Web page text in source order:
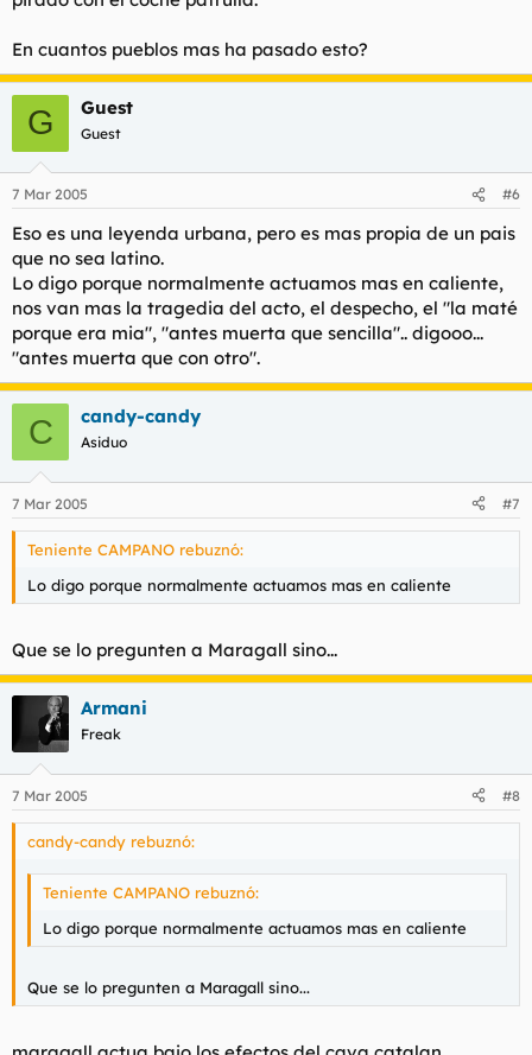
En cuantos pueblos mas ha pasado esto?
G Guest
Guest
7 Mar 2005 #6
Eso es una leyenda urbana, pero es mas propia de un pais
que no sea latino.
Lo digo porque normalmente actuamos mas en caliente,
nos van mas la tragedia del acto, el despecho, el "la maté
porque era mia", "antes muerta que sencilla".. digooo...
"antes muerta que con otro".
C candy-candy
Asiduo
7 Mar 2005 #7
Teniente CAMPANO rebuznó:
Lo digo porque normalmente actuamos mas en caliente
Que se lo pregunten a Maragall sino...
Armani
Freak
7 Mar 2005 #8
candy-candy rebuznó:
Teniente CAMPANO rebuznó:
Lo digo porque normalmente actuamos mas en caliente
Que se lo pregunten a Maragall sino...